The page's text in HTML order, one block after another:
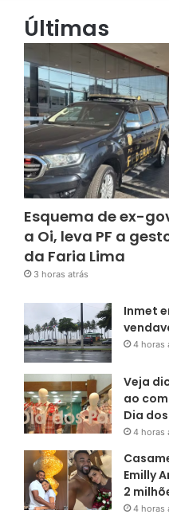
Últimas
Esquema de ex-
a Oi, leva PF a
da Faria Lima
3 horas atrás
Inmet
4 horas
Veja
ao
Dia
4 horas
Emilly
2
4 horas